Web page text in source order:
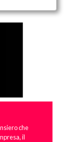
che
il